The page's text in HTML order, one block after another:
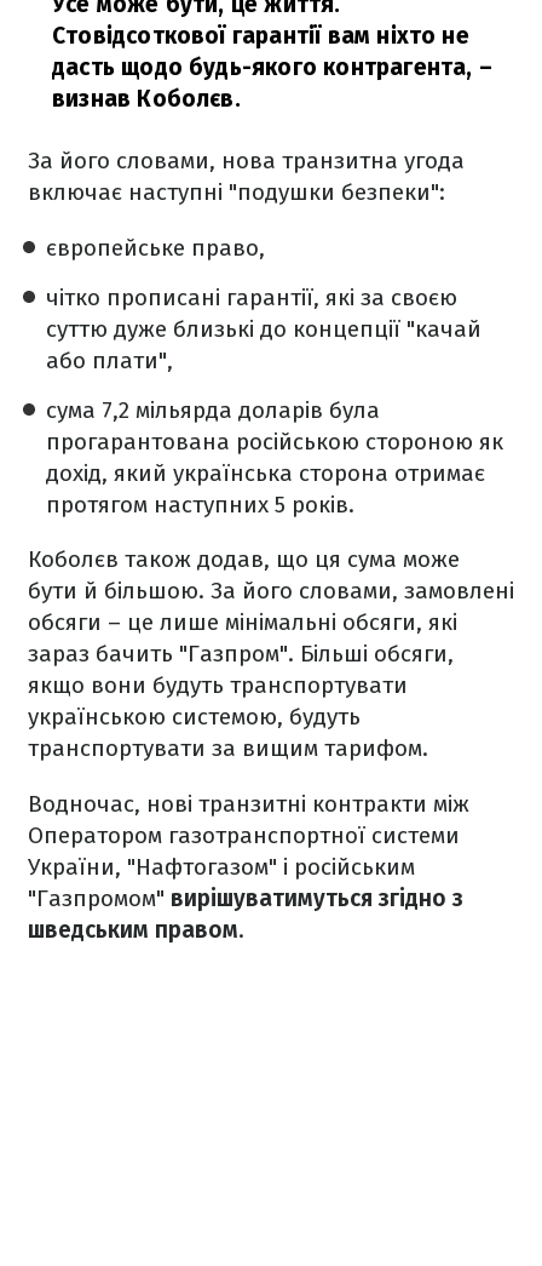
Стовідсоткової гарантії вам ніхто не
дасть щодо будь-якого контрагента, –
визнав Коболєв.
За його словами, нова транзитна угода
включає наступні "подушки безпеки":
європейське право,
чітко прописані гарантії, які за своєю
суттю дуже близькі до концепції "качай
або плати",
сума 7,2 мільярда доларів була
прогарантована російською стороною як
дохід, який українська сторона отримає
протягом наступних 5 років.
Коболєв також додав, що ця сума може
бути й більшою. За його словами, замовлені
обсяги – це лише мінімальні обсяги, які
зараз бачить "Газпром". Більші обсяги,
якщо вони будуть транспортувати
українською системою, будуть
транспортувати за вищим тарифом.
Водночас, нові транзитні контракти між
Оператором газотранспортної системи
України, "Нафтогазом" і російським
"Газпромом" вирішуватимуться згідно з
шведським правом.